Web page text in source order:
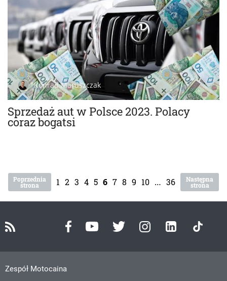
Sprzedaż aut w Polsce 2023. Polacy
coraz bogatsi
Konrad Maruszczak
Poprzednia
strona 1 2 3 4 5 6 7 8 9 10 … 36 Następna
strona
Zespół Motocaina